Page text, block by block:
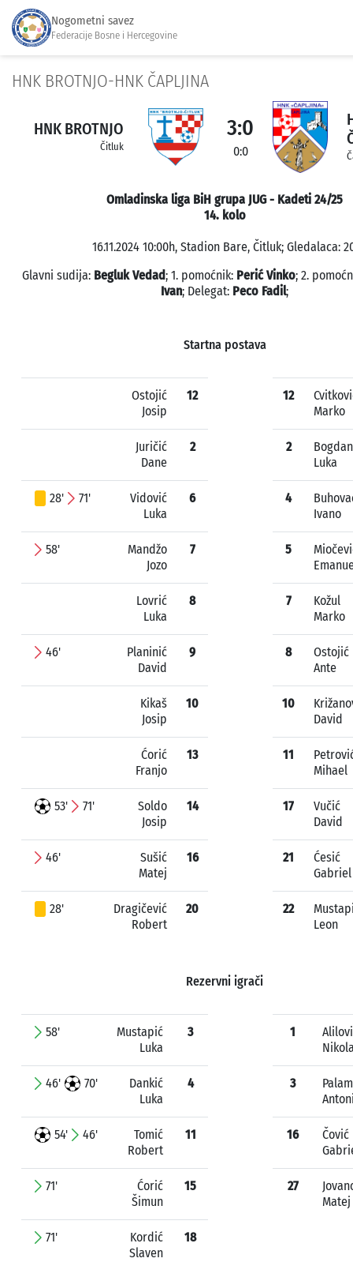
Nogometni savez
Federacije Bosne i Hercegovine
HNK BROTNJO-HNK ČAPLJINA
HNK BROTNJO
Čitluk
3:0
0:0
Omladinska liga BiH grupa JUG - Kadeti 24/25
14. kolo
16.11.2024 10:00h, Stadion Bare, Čitluk; Gledalaca:
Glavni sudija: Begluk Vedad; 1. pomoćnik: Perić Vinko; 2.
Ivan; Delegat: Peco Fadil;
Startna postava
Ostojić
Josip
12
Juričić
Dane
2
28' 71'
Vidović
Luka
6
58'
Mandžo
Jozo
7
Lovrić
Luka
8
46'
Planinić
David
9
Kikaš
Josip
10
Ćorić
Franjo
13
53' 71'
Soldo
Josip
14
46'
Sušić
Matej
16
28'
Dragičević
Robert
20
12
Marko
2
Bogdan
Luka
4
Ivano
5
7
Kožul
Marko
8
Ostojić
Ante
10
David
11
Mihael
17
Vučić
David
21
Ćesić
Gabriel
22
Leon
Rezervni igrači
58'
Mustapić
Luka
3
46' 70'
Dankić
Luka
4
54' 46'
Tomić
Robert
11
71'
Ćorić
Šimun
15
71'
Kordić
Slaven
18
1
3
16
Čović
27
Matej